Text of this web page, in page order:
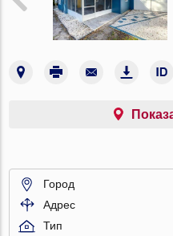
Город
Адрес
Тип